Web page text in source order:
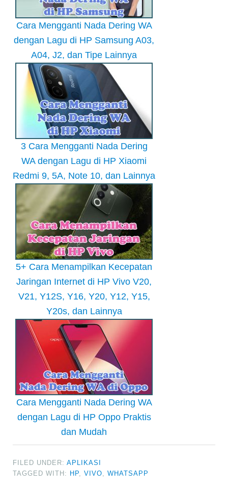
Cara Mengganti Nada Dering WA
dengan Lagu di HP Samsung A03,
A04, J2, dan Tipe Lainnya
3 Cara Mengganti Nada Dering
WA dengan Lagu di HP Xiaomi
Redmi 9, 5A, Note 10, dan Lainnya
5+ Cara Menampilkan Kecepatan
Jaringan Internet di HP Vivo V20,
V21, Y12S, Y16, Y20, Y12, Y15,
Y20s, dan Lainnya
Cara Mengganti Nada Dering WA
dengan Lagu di HP Oppo Praktis
dan Mudah
FILED UNDER:APLIKASI
TAGGED WITH: HP,VIVO,WHATSAPP